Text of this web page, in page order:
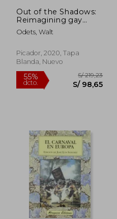
55%
dcto.
S/ 189,58
S/ 85,31
Out of the Shadows:
Reimagining gay
Men'S Lives (en
Inglés)
Odets, Walt
Picador, 2020, Tapa
Blanda, Nuevo